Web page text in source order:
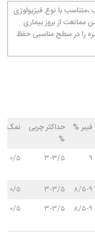
،متناسب با نوع فیزیولوژی
ممانعت از بروز بیماری
را در سطح مناسبی حفظ
فیبر %
حداکثر چربی
%
نمک
۹ ۳-۳/۵ ۰/۵
۸/۵-۹ ۳-۳/۵
۰/۵
۸/۵-۹ ۳-۳/۵ ۰/۵